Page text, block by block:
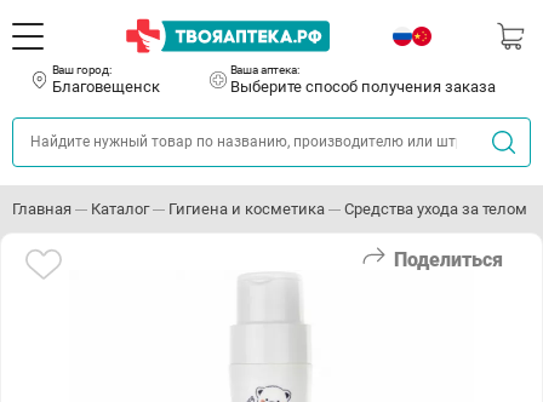
Ваш город:
Благовещенск
Ваша аптека:
Выберите способ получения заказа
Главная Каталог Гигиена и косметика Средства ухода за телом
Поделиться